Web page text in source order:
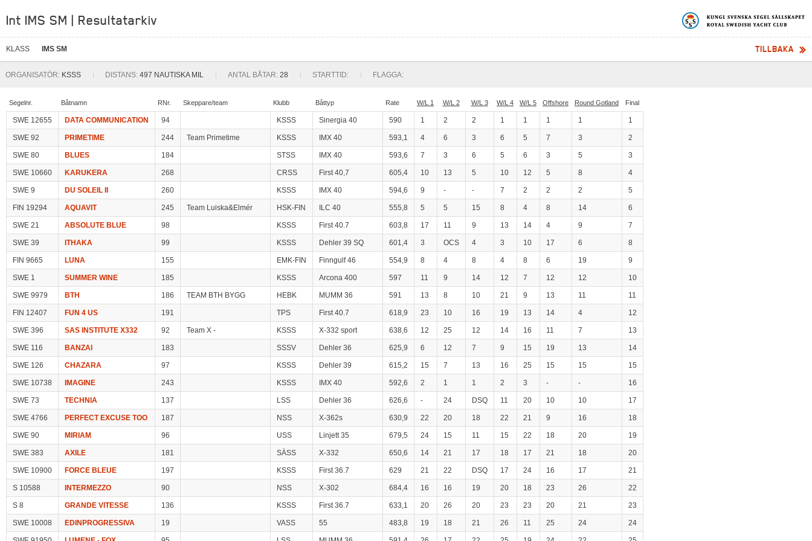
Int IMS SM | Resultatarkiv
KLASS IMS SM TILLBAKA
ORGANISATÖR: KSSS DISTANS: 497 NAUTISKA MIL ANTAL BÅTAR: 28 STARTTID: FLAGGA:
Segelnr. Båtnamn RNr. Skeppare/team Klubb Båttyp Rate W/L 1 W/L 2 W/L 3 W/L 4 W/L 5 Offshore Round Gotland Final
SWE 12655 DATA COMMUNICATION 94 KSSS Sinergia 40 590 1 2 2 1 1 1 1 1
SWE 92 PRIMETIME 244 Team Primetime KSSS IMX 40 593,1 4 6 3 6 5 7 3 2
SWE 80 BLUES 184 STSS IMX 40 593,6 7 3 6 5 6 3 5 3
SWE 10660 KARUKERA 268 CRSS First 40,7 605,4 10 13 5 10 12 5 8 4
SWE 9 DU SOLEIL II 260 KSSS IMX 40 594,6 9 - - 7 2 2 2 5
FIN 19294 AQUAVIT 245 Team Luiska&Elmér HSK-FIN ILC 40 555,8 5 5 15 8 4 8 14 6
SWE 21 ABSOLUTE BLUE 98 KSSS First 40.7 603,8 17 11 9 13 14 4 9 7
SWE 39 ITHAKA 99 KSSS Dehler 39 SQ 601,4 3 OCS 4 3 10 17 6 8
FIN 9665 LUNA 155 EMK-FIN Finngulf 46 554,9 8 4 8 4 8 6 19 9
SWE 1 SUMMER WINE 185 KSSS Arcona 400 597 11 9 14 12 7 12 12 10
SWE 9979 BTH 186 TEAM BTH BYGG HEBK MUMM 36 591 13 8 10 21 9 13 11 11
FIN 12407 FUN 4 US 191 TPS First 40.7 618,9 23 10 16 19 13 14 4 12
SWE 396 SAS INSTITUTE X332 92 Team X - KSSS X-332 sport 638,6 12 25 12 14 16 11 7 13
SWE 116 BANZAI 183 SSSV Dehler 36 625,9 6 12 7 9 15 19 13 14
SWE 126 CHAZARA 97 KSSS Dehler 39 615,2 15 7 13 16 25 15 15 15
SWE 10738 IMAGINE 243 KSSS IMX 40 592,6 2 1 1 2 3 - - 16
SWE 73 TECHNIA 137 LSS Dehler 36 626,6 - 24 DSQ 11 20 10 10 17
SWE 4766 PERFECT EXCUSE TOO 187 NSS X-362s 630,9 22 20 18 22 21 9 16 18
SWE 90 MIRIAM 96 USS Linjett 35 679,5 24 15 11 15 22 18 20 19
SWE 383 AXILE 181 SÄSS X-332 650,6 14 21 17 18 17 21 18 20
SWE 10900 FORCE BLEUE 197 KSSS First 36.7 629 21 22 DSQ 17 24 16 17 21
S 10588 INTERMEZZO 90 NSS X-302 684,4 16 16 19 20 18 23 26 22
S 8 GRANDE VITESSE 136 KSSS First 36.7 633,1 20 26 20 23 23 20 21 23
SWE 10008 EDINPROGRESSIVA 19 VASS 55 483,8 19 18 21 26 11 25 24 24